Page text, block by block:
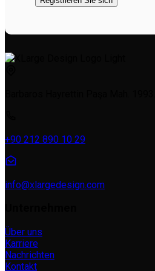
+90 212 890 10 29
info@xlargedesign.com
Über uns
Karriere
Nachrichten
Kontakt